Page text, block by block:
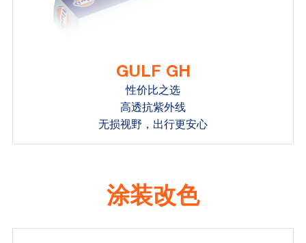
GULF GH
性价比之选
高透抗紫外线
无损视野，出行更安心
涂装改色